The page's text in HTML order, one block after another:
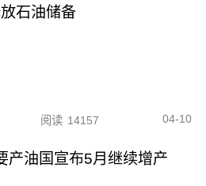
石油储备
阅读 14157 04-10
产油国宣布5月继续增产